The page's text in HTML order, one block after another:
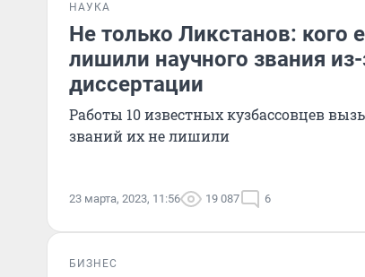
НАУКА
Не только Ликстанов: кого
лишили научного звания из-
диссертации
Работы 10 известных кузбассовцев
званий их не лишили
23 марта, 2023, 11:56 19 087 6
БИЗНЕС